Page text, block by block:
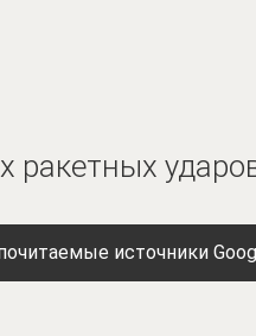
ракетных
источники